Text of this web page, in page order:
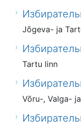
Jõgeva- ja
Tartu linn
Võru-, Valga-